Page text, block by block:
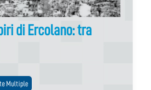
di Ercolano: tra
Multiple